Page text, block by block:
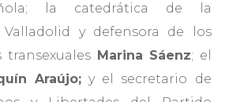
la catedrática de la
Valladolid y defensora de los
transexuales Marina Sáenz; el
Araújo;y el secretario de